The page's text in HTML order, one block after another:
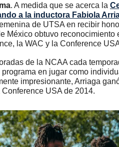
. A medida que se acerca la
a la inductora Fabiola
de UTSA en recibir
México obtuvo reconocimiento
la WAC y la Conference
de la NCAA cada
en jugar como
impresionante, Arriaga
USA de 2014.